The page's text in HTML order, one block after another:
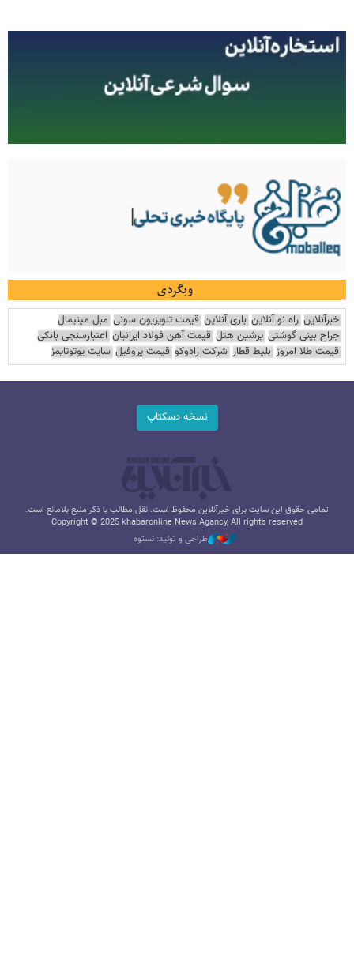
وبگردی
خبرآنلاین راه نو آنلاین بازی آنلاین قیمت تلویزیون سونی مبل مینیمال
جراح بینی گوشتی پرشین هتل قیمت آهن فولاد ایرانیان اعتبارسنجی بانکی
قیمت طلا امروز بلیط قطار شرکت رادوکو قیمت پروفیل سایت یوتوتایمز
نسخه دسکتاپ
تمامی حقوق این سایت برای خبرآنلاین محفوظ است. نقل مطالب با ذکر منبع بلامانع است.
Copyright © 2025 khabaronline News Agancy, All rights reserved
طراحی و تولید: نستوه